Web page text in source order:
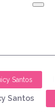
Santos
Santos